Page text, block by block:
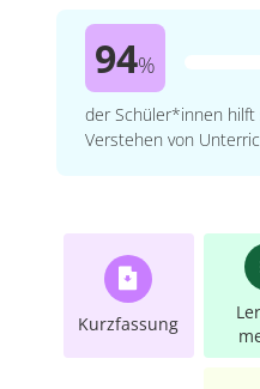
94%
der Schüler*innen
Verstehen von
Kurzfassung